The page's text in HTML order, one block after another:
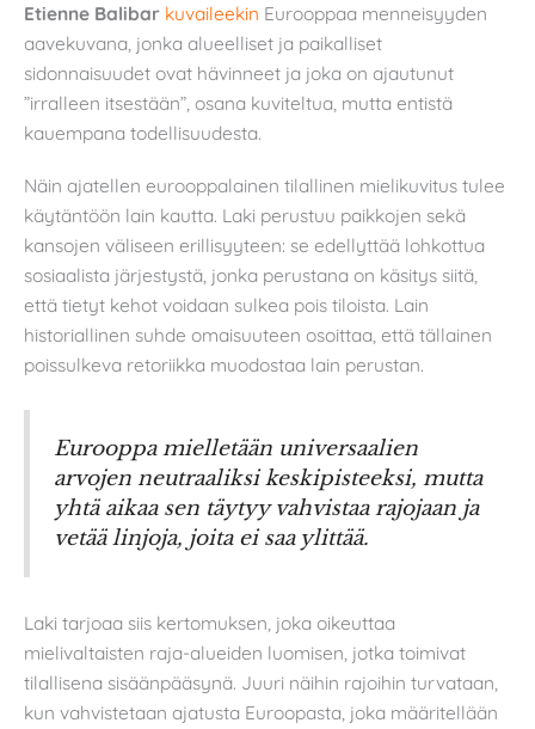
Etienne Balibar kuvaileekin Eurooppaa menneisyyden
aavekuvana, jonka alueelliset ja paikalliset
sidonnaisuudet ovat hävinneet ja joka on ajautunut
”irralleen itsestään”, osana kuviteltua, mutta entistä
kauempana todellisuudesta.
Näin ajatellen eurooppalainen tilallinen mielikuvitus tulee
käytäntöön lain kautta. Laki perustuu paikkojen sekä
kansojen väliseen erillisyyteen: se edellyttää lohkottua
sosiaalista järjestystä, jonka perustana on käsitys siitä,
että tietyt kehot voidaan sulkea pois tiloista. Lain
historiallinen suhde omaisuuteen osoittaa, että tällainen
poissulkeva retoriikka muodostaa lain perustan.
Eurooppa mielletään universaalien
arvojen neutraaliksi keskipisteeksi, mutta
yhtä aikaa sen täytyy vahvistaa rajojaan ja
vetää linjoja, joita ei saa ylittää.
Laki tarjoaa siis kertomuksen, joka oikeuttaa
mielivaltaisten raja-alueiden luomisen, jotka toimivat
tilallisena sisäänpääsynä. Juuri näihin rajoihin turvataan,
kun vahvistetaan ajatusta Euroopasta, joka määritellään